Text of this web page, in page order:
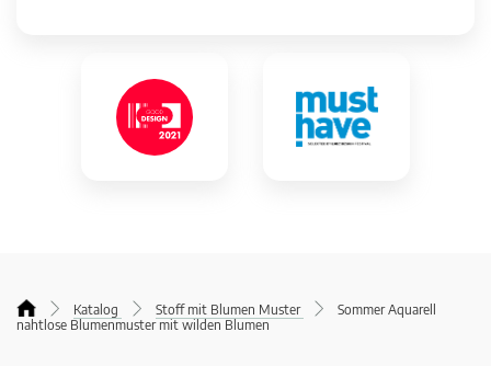
Katalog Stoff mit Blumen Muster
Sommer Aquarell
nahtlose Blumenmuster mit wilden Blumen